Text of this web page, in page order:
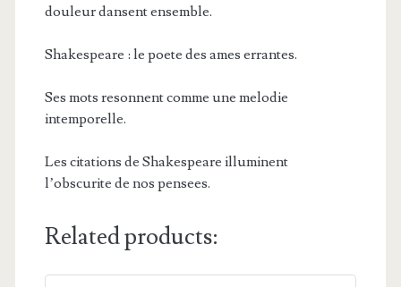
douleur dansent ensemble.
Shakespeare : le poete des ames errantes.
Ses mots resonnent comme une melodie
intemporelle.
Les citations de Shakespeare illuminent
l’obscurite de nos pensees.
Related products: